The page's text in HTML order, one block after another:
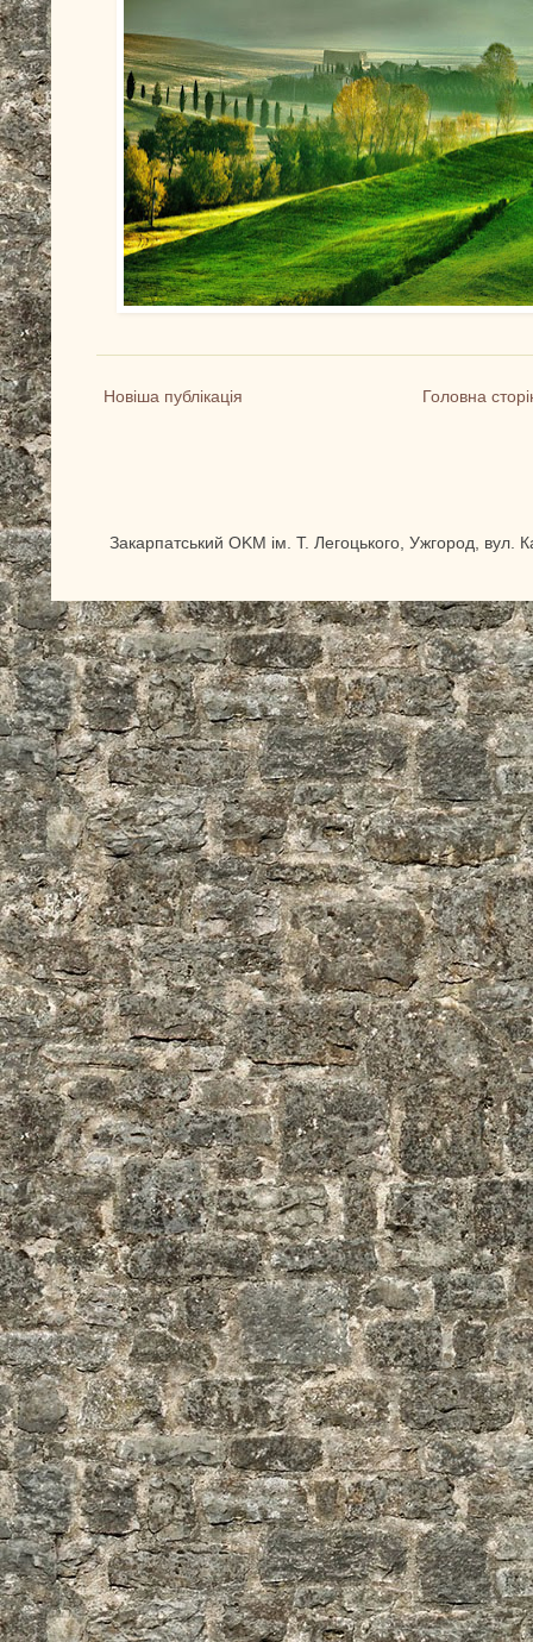
Новіша публікація Головна
Закарпатський OKM ім. Т. Легоцького, Ужгород,